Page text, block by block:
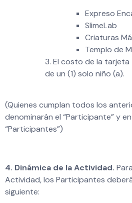
Expreso
SlimeLab
Criaturas
Templo de
3. El costo de la tarjeta
de un (1) solo niño (a).
(Quienes cumplan todos los
denominarán el “Participante” y
“Participantes”)
4. Dinámica de la Actividad.
Actividad, los Participantes
siguiente: